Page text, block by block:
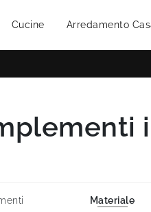
Cucine Arredamento
Materiale